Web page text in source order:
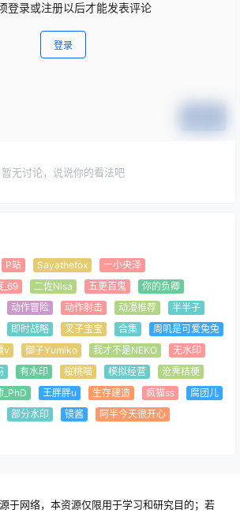
登录或注册以后才能发表评论
登录
暂无讨论，说说你的看法吧
P站 Sayathefox
一小央泽
_69 二佐Nisa 五更百鬼
你的负卿
动作冒险 动作射击 动漫推荐
半半子
即时战略 叉子宝宝 合集
周叽是可爱兔兔
v 御子Yumiko 我才不是NEKO
无水印
有水印 桜桃喵 模拟经营
沧霁桔梗
_PhD 王胖胖u 生存建造 疯猫ss
腐团儿
部分水印 镜酱
阿半今天很开心
于网络，本资源仅限用于学习和研究目的；若